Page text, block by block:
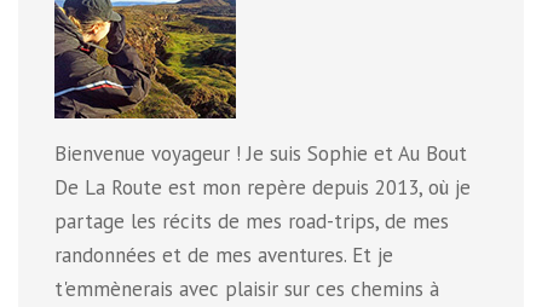
Bienvenue voyageur ! Je suis Sophie et Au Bout
De La Route est mon repère depuis 2013, où je
partage les récits de mes road-trips, de mes
randonnées et de mes aventures. Et je
t'emmènerais avec plaisir sur ces chemins à